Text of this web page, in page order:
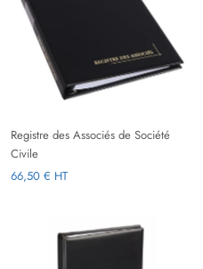
Registre des Associés de Société
Civile
66,50 € HT